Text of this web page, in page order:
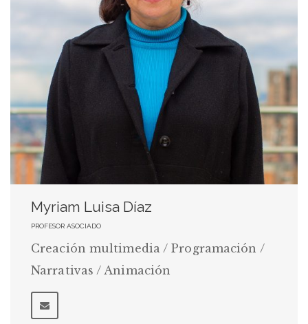
Myriam Luisa Díaz
PROFESOR ASOCIADO
Creación multimedia / Programación /
Narrativas / Animación